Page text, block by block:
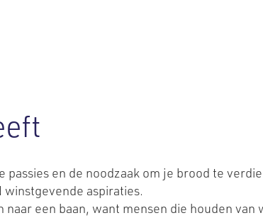
en de noodzaak om je brood te
aspiraties.
een baan, want mensen die houden van